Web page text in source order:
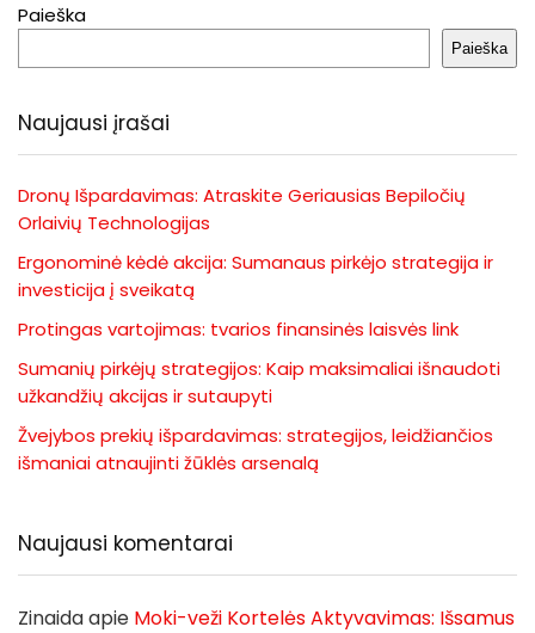
Paieška
Paieška
Naujausi įrašai
Dronų Išpardavimas: Atraskite Geriausias Bepiločių
Orlaivių Technologijas
Ergonominė kėdė akcija: Sumanaus pirkėjo strategija ir
investicija į sveikatą
Protingas vartojimas: tvarios finansinės laisvės link
Sumanių pirkėjų strategijos: Kaip maksimaliai išnaudoti
užkandžių akcijas ir sutaupyti
Žvejybos prekių išpardavimas: strategijos, leidžiančios
išmaniai atnaujinti žūklės arsenalą
Naujausi komentarai
Zinaidaapie Moki-veži Kortelės Aktyvavimas: Išsamus